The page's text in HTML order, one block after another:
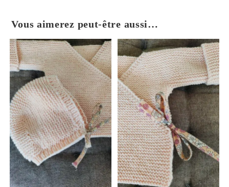
Vous aimerez peut-être aussi…